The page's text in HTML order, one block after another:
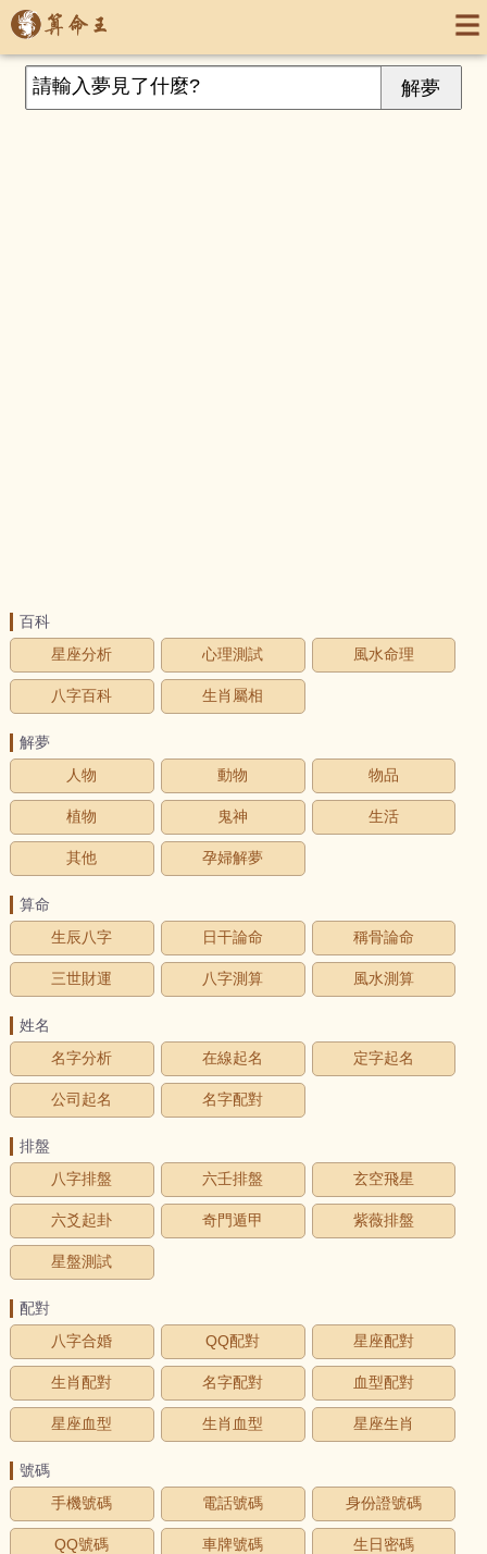
百科
星座分析
心理測試 風水命理
八字百科 生肖屬相
解夢
人物
動物 物品
植物 鬼神 生活
其他 孕婦解夢
算命
生辰八字
日干論命 稱骨論命
三世財運 八字測算 風水測算
姓名
名字分析
在線起名 定字起名
公司起名 名字配對
排盤
八字排盤
六壬排盤 玄空飛星
六爻起卦 奇門遁甲 紫薇排盤
星盤測試
配對
八字合婚
QQ配對 星座配對
生肖配對 名字配對 血型配對
星座血型 生肖血型 星座生肖
號碼
手機號碼
電話號碼 身份證號碼
QQ號碼 車牌號碼 生日密碼